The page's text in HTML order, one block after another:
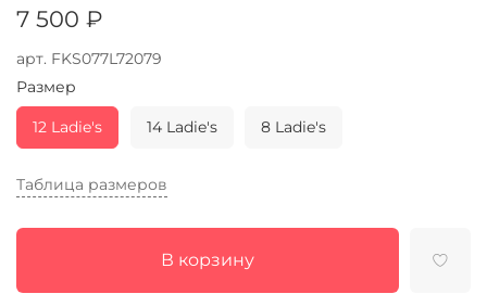
арт. FKS077L72079
7 500 ₽
Таблица размеров
В корзину
Размер
12 Ladie's 14 Ladie's 8 Ladie's